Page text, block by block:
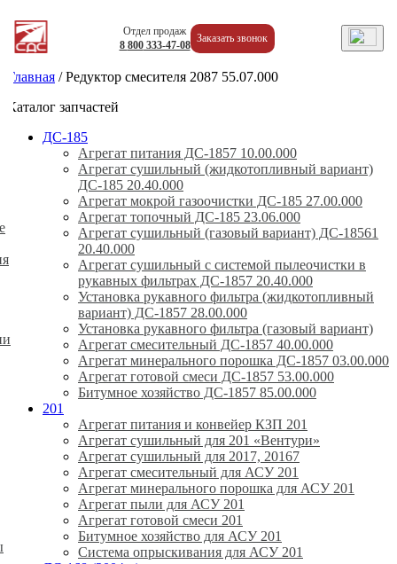
Заказать звонок
Отдел продаж
8 800333-47-08
Главная /Редуктор смесителя 2087 55.07.000
Каталог запчастей
ДС-185
Агрегат питания ДС-1857 10.00.000
Агрегат сушильный (жидкотопливный вариант)
ДС-185 20.40.000
Агрегат мокрой газоочистки ДС-185 27.00.000
Агрегат топочный ДС-185 23.06.000
Агрегат сушильный (газовый вариант) ДС-18561
20.40.000
Агрегат сушильный с системой пылеочистки в
рукавных фильтрах ДС-1857 20.40.000
Установка рукавного фильтра (жидкотопливный
вариант) ДС-1857 28.00.000
Установка рукавного фильтра (газовый вариант)
Агрегат смесительный ДС-1857 40.00.000
Агрегат минерального порошка ДС-1857 03.00.000
Агрегат готовой смеси ДС-1857 53.00.000
Битумное хозяйство ДС-1857 85.00.000
201
Агрегат питания и конвейер КЗП 201
Агрегат сушильный для 201 «Вентури»
Агрегат сушильный для 2017, 20167
Агрегат смесительный для АСУ 201
Агрегат минерального порошка для АСУ 201
Агрегат пыли для АСУ 201
Агрегат готовой смеси 201
Битумное хозяйство для АСУ 201
Система опрыскивания для АСУ 201